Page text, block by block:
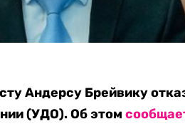
Андерсу Брейвику
(УДО). Об этом